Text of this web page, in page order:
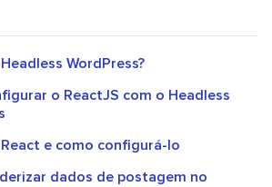
WordPress?
o ReactJS com o Headless
React e como configurá-lo
dados de postagem no